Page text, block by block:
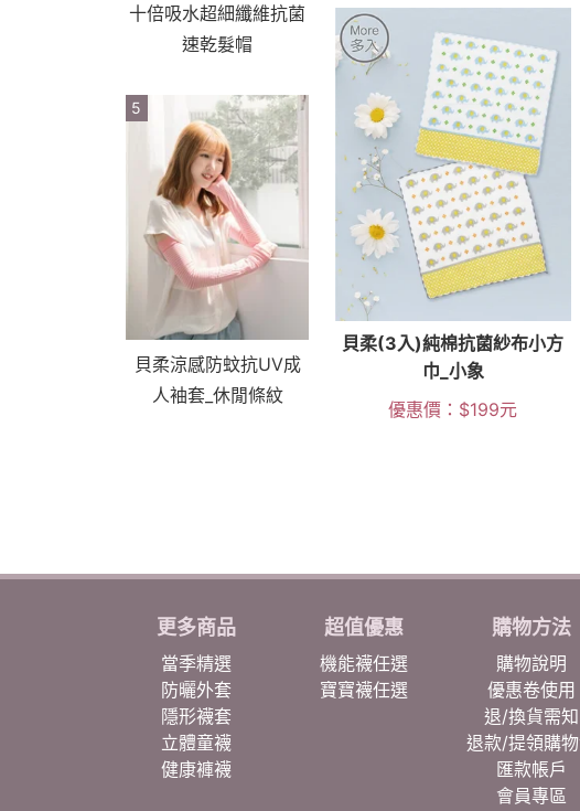
十倍吸水超細纖維抗菌
速乾髮帽
5
貝柔涼感防蚊抗UV成
人袖套_休閒條紋
貝柔(3入)純棉抗菌紗布小方
巾_小象
優惠價： $199元
更多商品
當季精選
防曬外套
隱形襪套
立體童襪
健康褲襪
超值優惠
機能襪任選
寶寶襪任選
購物方法
購物說明
優惠卷使用
退/換貨需知
退款/提領購
匯款帳戶
會員專區